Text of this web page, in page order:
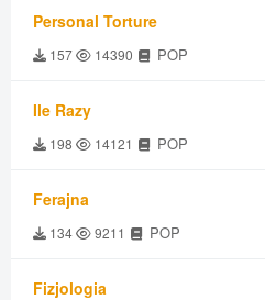
Personal Torture
157 14390 POP
Ile Razy
198 14121 POP
Ferajna
134 9211 POP
Fizjologia